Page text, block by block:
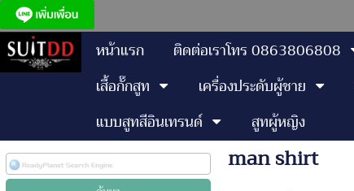
หน้าแรก ติดต่อเราโทร 0863806808
เสื้อกั๊กสูท
เครื่องประดับผู้ชาย
แบบสูทสีอินเทรนด์
สูทผู้หญิง
man shirt